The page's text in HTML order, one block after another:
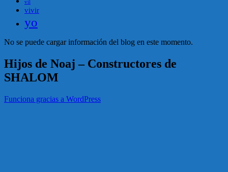
vil
vivir
yo
No se puede cargar información del blog en este momento.
Hijos de Noaj – Constructores de
SHALOM
Funciona gracias a WordPress